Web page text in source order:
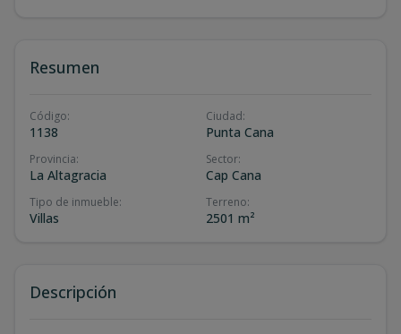
Resumen
Código:
1138
Ciudad:
Punta Cana
Provincia:
La Altagracia
Sector:
Cap Cana
Tipo de inmueble:
Villas
Terreno:
2501 m²
Descripción